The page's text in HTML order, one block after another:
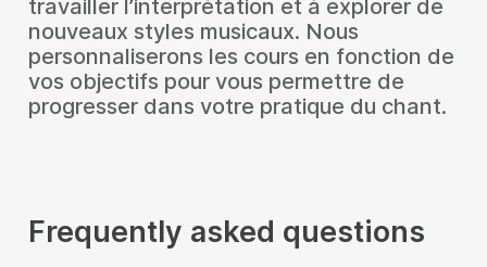
travailler l’interprétation et à explorer de
nouveaux styles musicaux. Nous
personnaliserons les cours en fonction de
vos objectifs pour vous permettre de
progresser dans votre pratique du chant.
Frequently asked questions